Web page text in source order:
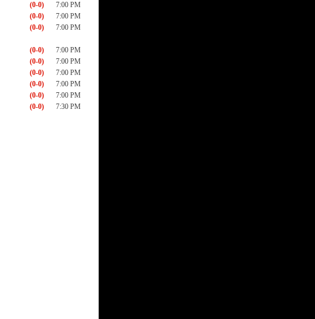
(0-0)
7:00 PM
(0-0)
7:00 PM
(0-0)
7:00 PM
(0-0)
7:00 PM
(0-0)
7:00 PM
(0-0)
7:00 PM
(0-0)
7:00 PM
(0-0)
7:00 PM
(0-0)
7:30 PM